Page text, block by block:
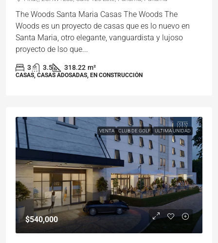
The Woods Santa Maria Casas The Woods The
Woods es un proyecto de casas que es lo nuevo en
Santa Maria, otro elegante, vanguardista y lujoso
proyecto de lso que...
3 3.5 318.22 m²
CASAS, CASAS ADOSADAS, EN CONSTRUCCIÓN
VENTA CLUB DE GOLF ULTIMA UNIDAD
$540,000